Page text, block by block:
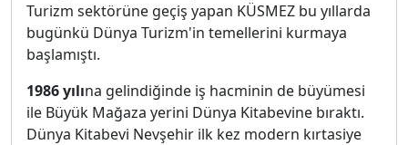
Turizm sektörüne geçiş yapan KÜSMEZ bu yıllarda
bugünkü Dünya Turizm'in temellerini kurmaya
başlamıştı.
1986 yılına gelindiğinde iş hacminin de büyümesi
ile Büyük Mağaza yerini Dünya Kitabevine bıraktı.
Dünya Kitabevi Nevşehir ilk kez modern kırtasiye